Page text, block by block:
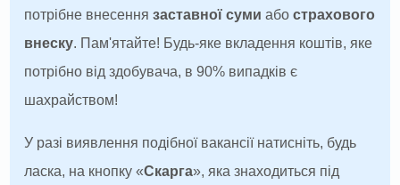
потрібне внесеннязаставної суми абострахового
внеску. Пам'ятайте! Будь-яке вкладення коштів, яке
потрібно від здобувача, в 90% випадків є
шахрайством!
У разі виявлення подібної вакансії натисніть, будь
ласка, на кнопку «Скарга», яка знаходиться під